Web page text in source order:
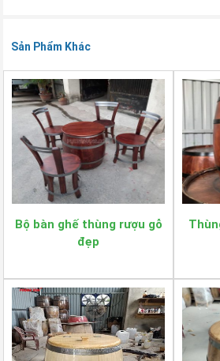
Sản Phẩm Khác
Bộ bàn ghế thùng rượu gỗ
đẹp